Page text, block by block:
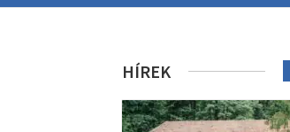
HÍREK